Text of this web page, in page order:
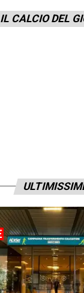
IL CALCIO DEL